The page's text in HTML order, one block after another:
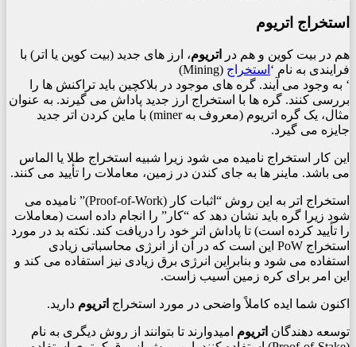
استخراج اتریوم
هم در بیت کوین و هم در اتریوم، ارز های جدید (بیت کوین یا اتر) با
فرایندی به نام ‘ استخراج (Mining)
‘ به وجود می آیند. گره های موجود در بلاکچین باید تراکنش ها را
بررسی کنند. گره ها با استخراج ارز جدید پاداش می گیرند. به عنوان
مثال، یک گره اتریوم (معروف به miner) با ماین کردن اتر جدید
جایزه می گیرد.
این کار استخراج نامیده می شود زیرا شبیه استخراج طلا یا الماس
می باشد. ماینر ها به جای کندن در زمین، معاملات را تأیید می کنند.
استخراج اتر به این روش “اثبات کار (Proof-of-Work)” نامیده می
شود زیرا گره باید نشان دهد که “کار” را انجام داده است (معاملات
را تأیید کرده است) تا پاداش اتر خود را دریافت کند. نکته بد در مورد
استخراج PoW این است که در آن از انرژی محاسباتی زیادی
استفاده می شود و بنابراین انرژی برق زیادی نیز استفاده می کند و
این امر برای کره زمین آسیب زاست.
اکنون شما ایده کاملاً واضحی در مورد استخراج اتریوم دارید.
توسعه دهندگان اتریوم امیدوارند تا بتوانند از روش دیگری به نام